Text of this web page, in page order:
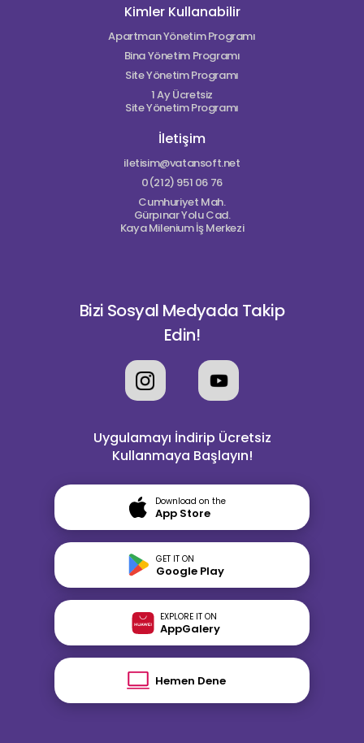
Kimler Kullanabilir
Apartman Yönetim Programı
Bina Yönetim Programı
Site Yönetim Programı
1 Ay Ücretsiz
Site Yönetim Programı
İletişim
iletisim@vatansoft.net
0(212) 951 06 76
Cumhuriyet Mah.
Gürpınar Yolu Cad.
Kaya Milenium İş Merkezi
Bizi Sosyal Medyada Takip
Edin!
Uygulamayı İndirip Ücretsiz
Kullanmaya Başlayın!
Download on the
App Store
GET IT ON
Google Play
EXPLORE IT ON
AppGalery
Hemen Dene